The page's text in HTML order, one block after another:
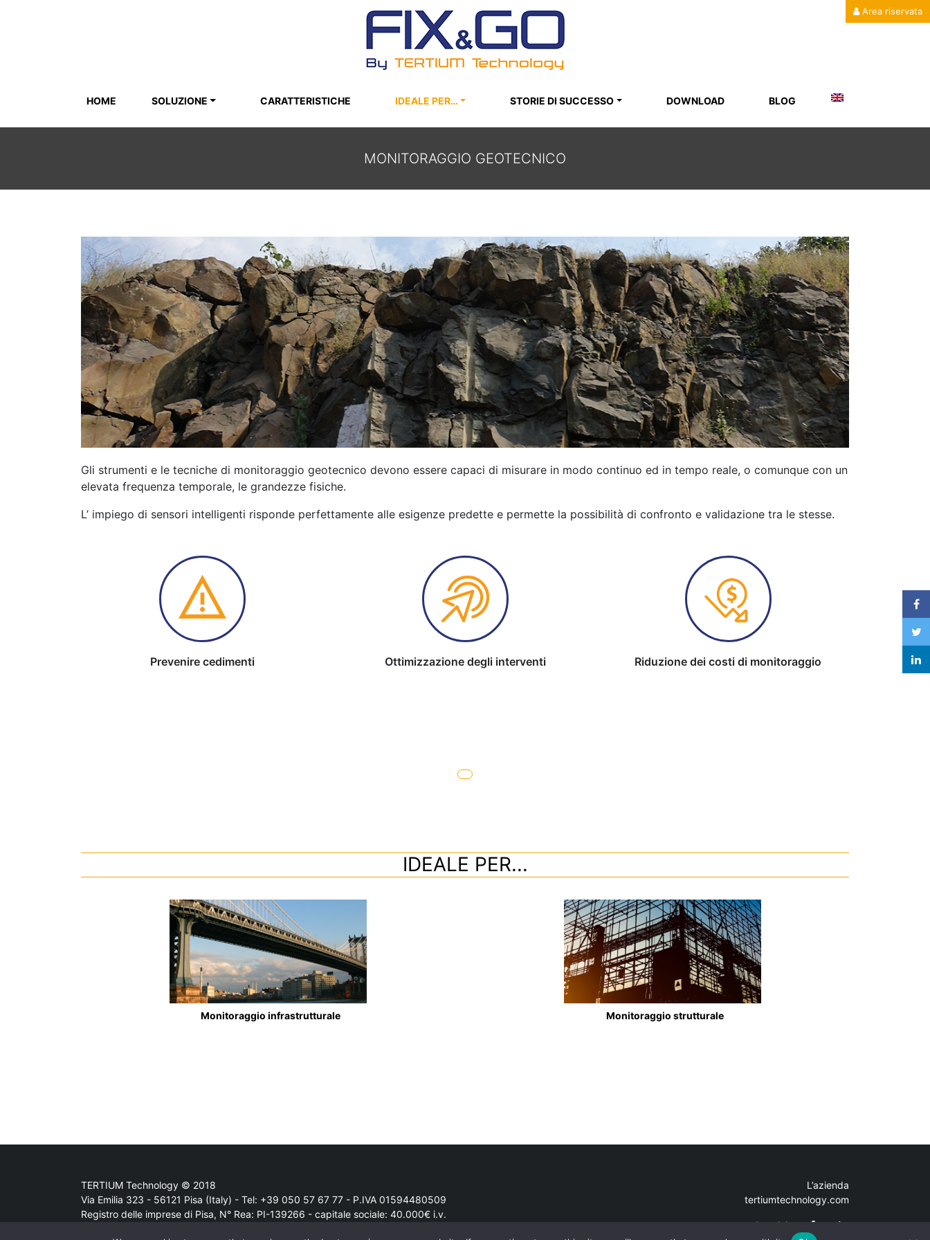
Area riservata
HOME SOLUZIONE CARATTERISTICHE IDEALE PER… STORIE DI SUCCESSO DOWNLOAD BLOG
MONITORAGGIO GEOTECNICO
Gli strumenti e le tecniche di monitoraggio geotecnico devono essere capaci di misurare in modo continuo ed in tempo reale, o comunque con un
elevata frequenza temporale, le grandezze fisiche.
L’ impiego di sensori intelligenti risponde perfettamente alle esigenze predette e permette la possibilità di confronto e validazione tra le stesse.
Prevenire cedimenti Ottimizzazione degli interventi Riduzione dei costi di monitoraggio
IDEALE PER...
Monitoraggio infrastrutturale Monitoraggio strutturale
TERTIUM Technology © 2018
Via Emilia 323 - 56121 Pisa (Italy) - Tel: +39 050 57 67 77 - P.IVA 01594480509
Registro delle imprese di Pisa, N° Rea: PI-139266 - capitale sociale: 40.000€ i.v.
L’azienda
tertiumtechnology.com
Seguici su: